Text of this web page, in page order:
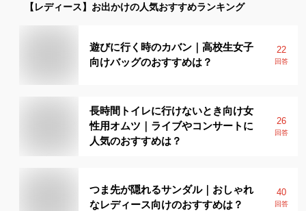
【レディース】 お出かけの人気おすすめランキング
遊びに行く時のカバン｜高校生女子
向けバッグのおすすめは？
22
回答
長時間トイレに行けないとき向け女
性用オムツ｜ライブやコンサートに
人気のおすすめは？
26
回答
つま先が隠れるサンダル｜おしゃれ
なレディース向けのおすすめは？
40
回答